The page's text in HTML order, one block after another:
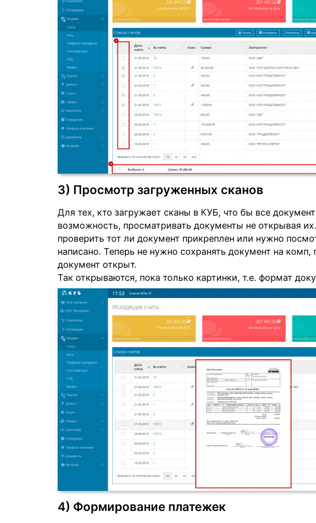
3) Просмотр загруженных сканов
Для тех, кто загружает сканы в КУБ, что бы все
возможность, просматривать документы не открывая
проверить тот ли документ прикреплен или нужно
написано. Теперь не нужно сохранять документ на комп,
документ открыт.
Так открываются, пока только картинки, т.е. формат
4) Формирование платежек